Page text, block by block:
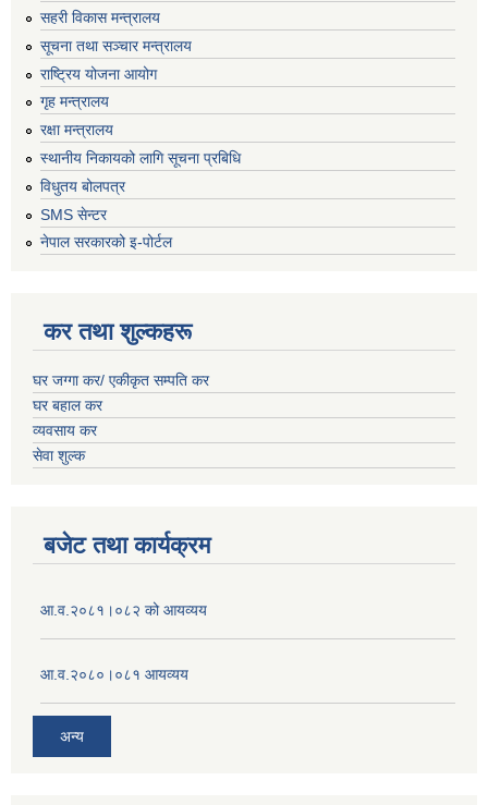
सहरी विकास मन्त्रालय
सूचना तथा सञ्चार मन्त्रालय
राष्ट्रिय योजना आयोग
गृह मन्त्रालय
रक्षा मन्त्रालय
स्थानीय निकायको लागि सूचना प्रबिधि
विधुतय बोलपत्र
SMS सेन्टर
नेपाल सरकारको इ-पोर्टल
कर तथा शुल्कहरू
घर जग्गा कर/ एकीकृत सम्पति कर
घर बहाल कर
व्यवसाय कर
सेवा शुल्क
बजेट तथा कार्यक्रम
आ.व.२०८१।०८२ को आयव्यय
आ.व.२०८०।०८१ आयव्यय
अन्य